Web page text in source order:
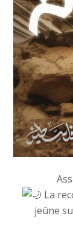
La
jeûne